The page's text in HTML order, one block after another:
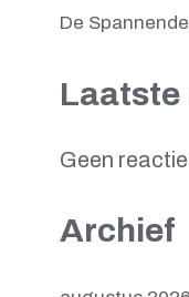
De
Laatste
Geen
Archief